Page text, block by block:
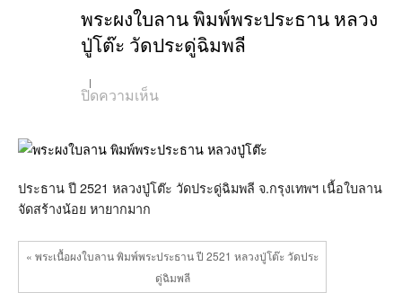
พระผงใบลาน พิมพ์พระประธาน หลวง
ปู่โต๊ะ วัดประดู่ฉิมพลี
ปิดความเห็นบน
ลาน
พระ
ประธาน
โต๊ะ
วัด
ประดู่
ฉิมพลี
ประธาน ปี 2521 หลวงปู่โต๊ะ วัดประดู่ฉิมพลี จ.กรุงเทพฯ เนื้อใบลาน
จัดสร้างน้อย หายากมาก
« พระเนื้อผงใบลาน พิมพ์พระประธาน ปี 2521 หลวงปู่โต๊ะ วัดประ
ดู่ฉิมพลี